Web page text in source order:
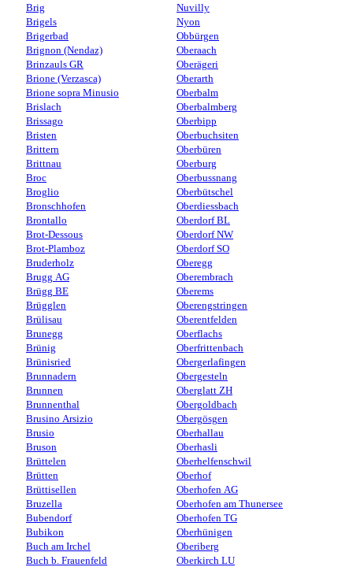
Brig
Brigels
Brigerbad
Brignon (Nendaz)
Brinzauls GR
Brione (Verzasca)
Brione sopra Minusio
Brislach
Brissago
Bristen
Brittern
Brittnau
Broc
Broglio
Bronschhofen
Brontallo
Brot-Dessous
Brot-Plamboz
Bruderholz
Brugg AG
Brügg BE
Brügglen
Brülisau
Brunegg
Brünig
Brünisried
Brunnadern
Brunnen
Brunnenthal
Brusino Arsizio
Brusio
Bruson
Brüttelen
Brütten
Brüttisellen
Bruzella
Bubendorf
Bubikon
Buch am Irchel
Buch b. Frauenfeld
Nuvilly
Nyon
Obbürgen
Oberaach
Oberägeri
Oberarth
Oberbalm
Oberbalmberg
Oberbipp
Oberbuchsiten
Oberbüren
Oberburg
Oberbussnang
Oberbütschel
Oberdiessbach
Oberdorf BL
Oberdorf NW
Oberdorf SO
Oberegg
Oberembrach
Oberems
Oberengstringen
Oberentfelden
Oberflachs
Oberfrittenbach
Obergerlafingen
Obergesteln
Oberglatt ZH
Obergoldbach
Obergösgen
Oberhallau
Oberhasli
Oberhelfenschwil
Oberhof
Oberhofen AG
Oberhofen am Thunersee
Oberhofen TG
Oberhünigen
Oberiberg
Oberkirch LU